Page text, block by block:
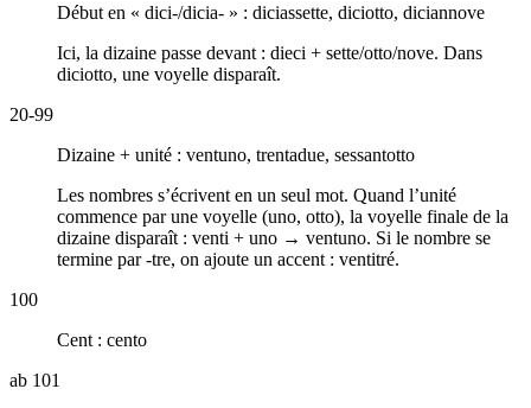
Début en « dici-/dicia- » : diciassette, diciotto, diciannove
Ici, la dizaine passe devant : dieci + sette/otto/nove. Dans
diciotto, une voyelle disparaît.
20-99
Dizaine + unité : ventuno, trentadue, sessantotto
Les nombres s’écrivent en un seul mot. Quand l’unité
commence par une voyelle (uno, otto), la voyelle finale de la
dizaine disparaît : venti + uno → ventuno. Si le nombre se
termine par -tre, on ajoute un accent : ventitré.
100
Cent : cento
ab 101